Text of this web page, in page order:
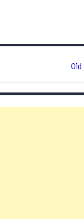
Old